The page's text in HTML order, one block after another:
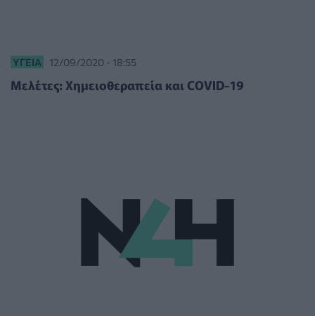
ΥΓΕΊΑ 12/09/2020 - 18:55
Μελέτες: Χημειοθεραπεία και COVID-19